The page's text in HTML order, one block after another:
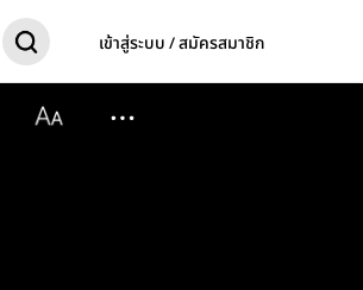
เข้าสู่ระบบ / สมัครสมาชิก